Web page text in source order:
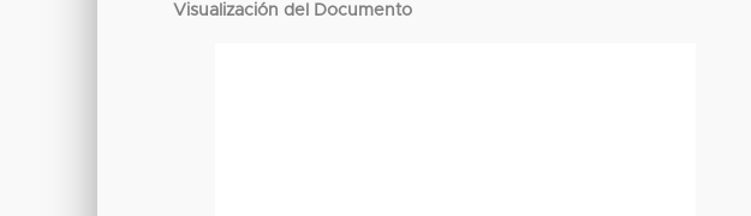
Visualización del Documento